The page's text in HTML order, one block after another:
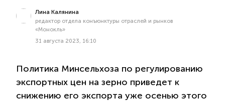
Лина Калянина
редактор отдела конъюнктуры отраслей и рынков
«Монокль»
31 августа 2023, 16:10
Политика Минсельхоза по регулированию
экспортных цен на зерно приведет к
снижению его экспорта уже осенью этого